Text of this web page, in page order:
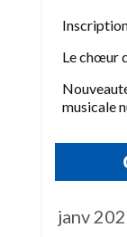
Le chœur
musicale